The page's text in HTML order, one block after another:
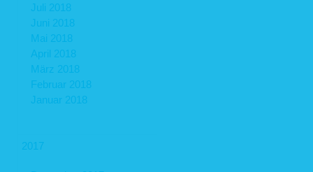
Juli 2018
Juni 2018
Mai 2018
April 2018
März 2018
Februar 2018
Januar 2018
2017